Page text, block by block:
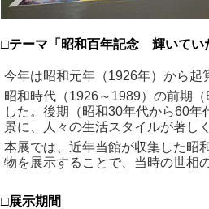
□テーマ「 昭和百年記念 輝いてい
今年は昭和元年（1926年）から起
昭和時代（1926～ 1989）の前期（
した。後期（昭和30年代から60年
景に、人々の生活スタイルが著し
本展では、近年当館が収集した昭
物を展示することで、当時の世相
□展示期間